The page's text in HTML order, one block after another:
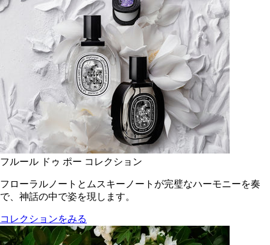
フルール ドゥ ポー コレクション
フローラルノートとムスキーノートが完璧なハーモニーを奏
で、神話の中で姿を現します。
コレクションをみる